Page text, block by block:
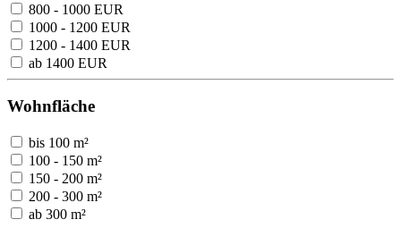
800 - 1000 EUR
1000 - 1200 EUR
1200 - 1400 EUR
ab 1400 EUR
Wohnfläche
bis 100 m²
100 - 150 m²
150 - 200 m²
200 - 300 m²
ab 300 m²